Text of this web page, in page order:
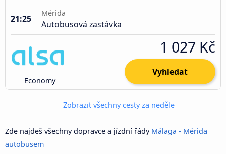
21:25
Mérida
Autobusová zastávka
Economy
1 027 Kč
Vyhledat
Zobrazit všechny cesty za neděle
Zde najdeš všechny dopravce a jízdní řády Málaga - Mérida
autobusem